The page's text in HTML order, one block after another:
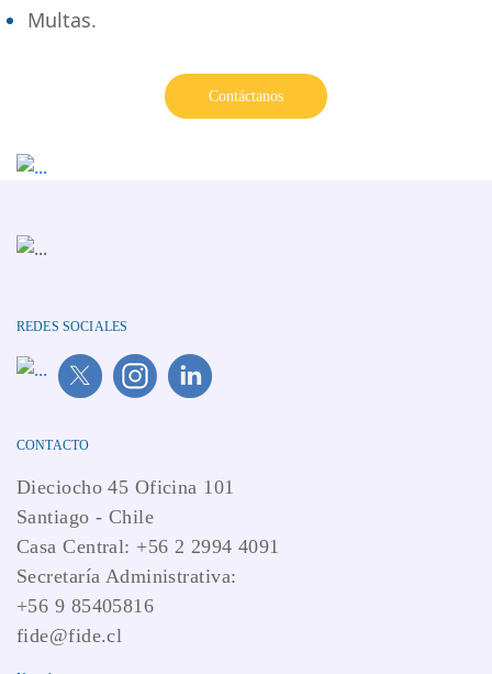
Multas.
Contáctanos
REDES SOCIALES
CONTACTO
Dieciocho 45 Oficina 101
Santiago - Chile
Casa Central: +56 2 2994 4091
Secretaría Administrativa:
+56 9 85405816
fide@fide.cl